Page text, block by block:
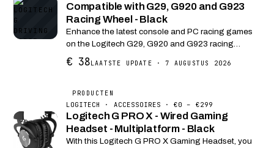
Compatible with G29, G920 and G923
Racing Wheel - Black
Enhance the latest console and PC racing games
on the Logitech G29, G920 and G923 racing
wheels with the Logitech Driving Force Shifter. The
Logitech Driving Force Shifter is designed for
€ 38LAATSTE UPDATE · 7 AUGUSTUS 2026
PRODUCTEN
LOGITECH · ACCESSOIRES · €0 – €299
Logitech G PRO X - Wired Gaming
Headset - Multiplatform - Black
With this Logitech G PRO X Gaming Headset, you